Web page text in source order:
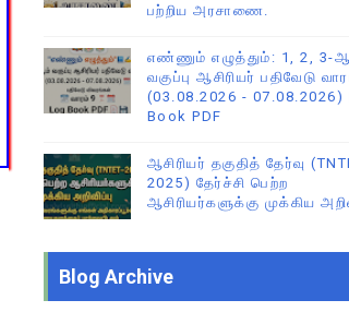
பற்றிய அரசாணை.
எண்ணும் எழுத்தும்: 1, 2, 3-
வகுப்பு ஆசிரியர் பதிவேடு
(03.08.2026 - 07.08.2026)
Book PDF
ஆசிரியர் தகுதித் தேர்வு
2025) தேர்ச்சி பெற்ற
ஆசிரியர்களுக்கு முக்கிய
Blog Archive